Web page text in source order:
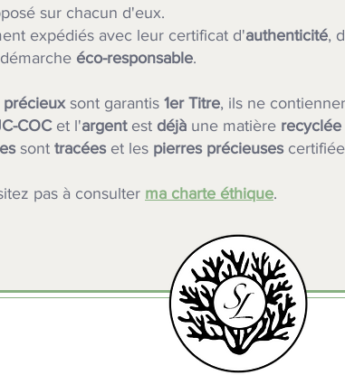
sur chacun d'eux.
expédiés avec leur certificat d'authenticité,
éco-responsable.
précieux sont garantis 1er Titre, ils ne
COCet l'argentest déjà une matière recyclée
sont tracéeset les pierres précieuses
pas à consulter ma charte éthique.